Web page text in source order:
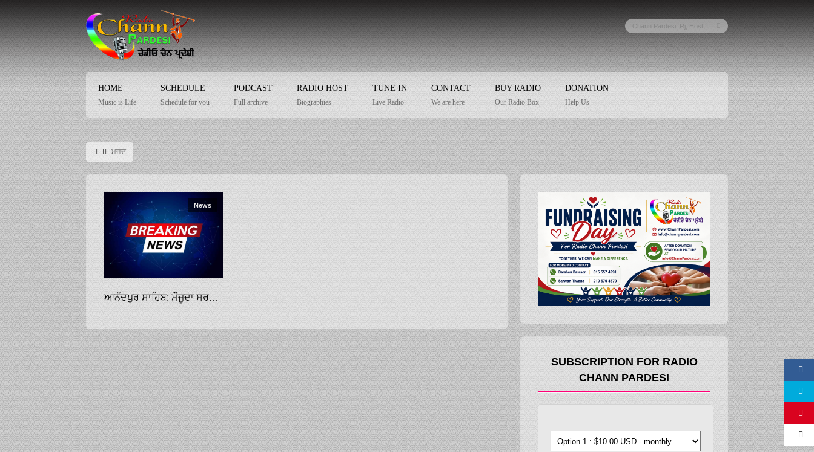
HOME
Music is Life
SCHEDULE
Schedule for you
PODCAST
Full archive
RADIO HOST
Biographies
TUNE IN
Live Radio
CONTACT
We are here
BUY RADIO
Our Radio Box
DONATION
Help Us
ਮਜਦ
News
ਆਨੰਦਪੁਰ ਸਾਹਿਬ: ਮੌਜੂਦਾ ਸਰਕਾਰਾਂ ਸਿੱਖਾਂ ਕੋਲੋਂ ਗੁਰਧਾਮਾਂ ਦੀ ਸੇਵਾ-ਸੰਭਾਲ ਖੋਹ ਰਹੀਆਂ ਹਨ: ਧਾਮੀ
SUBSCRIPTION FOR RADIO
CHANN PARDESI